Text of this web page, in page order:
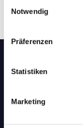
Notwendig
Präferenzen
Statistiken
Marketing